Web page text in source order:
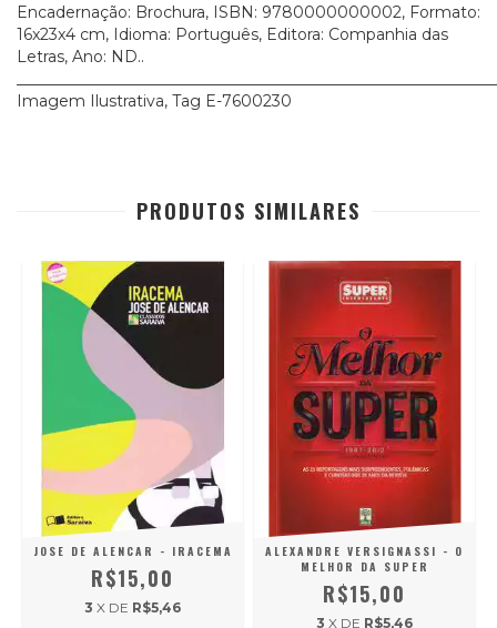
Encadernação: Brochura, ISBN: 9780000000002, Formato:
16x23x4 cm, Idioma: Português, Editora: Companhia das
Letras, Ano: ND..
Imagem Ilustrativa, Tag E-7600230
PRODUTOS SIMILARES
JOSE DE ALENCAR - IRACEMA
R$15,00
3 X DE R$5,46
ALEXANDRE VERSIGNASSI - O
MELHOR DA SUPER
R$15,00
3 X DE R$5,46